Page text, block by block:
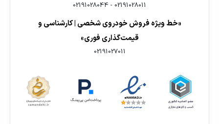
02191028011
-
02191028044
«خط ویژه فروش خودروی شخصی | کارشناسی و
قیمت‌گذاری فوری»
02191027011